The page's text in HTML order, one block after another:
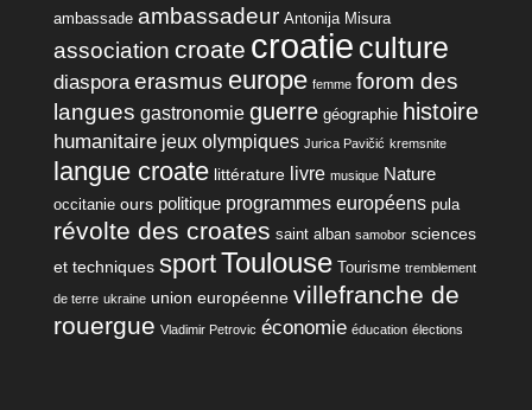
ambassade ambassadeur Antonija Misura
association croate croatie culture
diaspora erasmus europe femme forom des
langues gastronomie guerre géographie histoire
humanitaire jeux olympiques Jurica Pavičić kremsnite
langue croate littérature livre musique Nature
occitanie ours politique programmes européens pula
révolte des croates saint alban samobor sciences
et techniques sportToulouse Tourisme tremblement
de terre ukraine union européenne villefranche de
rouergue Vladimir Petrovic économie éducation élections